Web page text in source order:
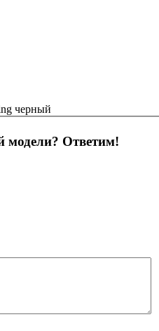
черный
модели? Ответим!